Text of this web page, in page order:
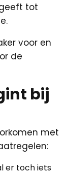
tot
voor en
de
bij
met
er toch iets